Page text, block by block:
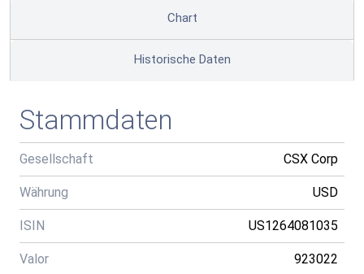
Chart
Historische Daten
Stammdaten
Gesellschaft CSX Corp
Währung USD
ISIN US1264081035
Valor 923022